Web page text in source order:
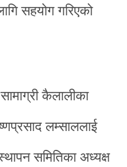
सहयोग गरिएको
कैलालीका
लम्साललाई
समितिका अध्यक्ष